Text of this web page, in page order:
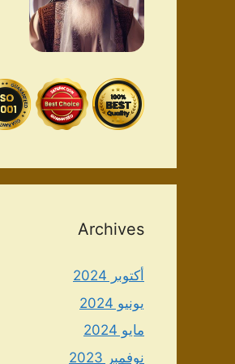
Archives
أكتوبر 2024
يونيو 2024
مايو 2024
نوفمبر 2023